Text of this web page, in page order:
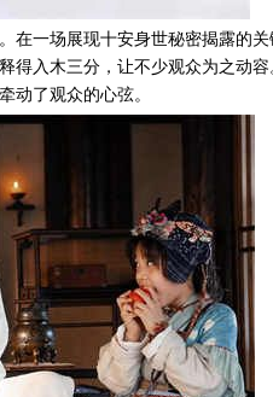
在一场展现十安身世秘密揭露的
得入木三分，让不少观众为之动
动了观众的心弦。